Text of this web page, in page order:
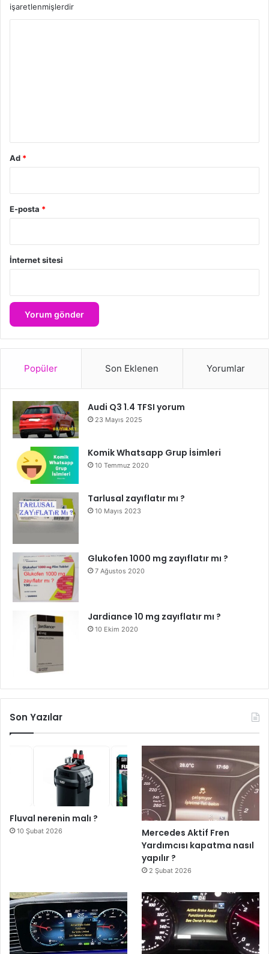
işaretlenmişlerdir
Ad *
E-posta *
İnternet sitesi
Popüler Son Eklenen Yorumlar
Audi Q3 1.4 TFSI yorum
23 Mayıs 2025
Komik Whatsapp Grup İsimleri
10 Temmuz 2020
Tarlusal zayıflatır mı ?
10 Mayıs 2023
Glukofen 1000 mg zayıflatır mı ?
7 Ağustos 2020
Jardiance 10 mg zayıflatır mı ?
10 Ekim 2020
Son Yazılar
Fluval nerenin malı ?
10 Şubat 2026
Mercedes Aktif Fren
Yardımcısı kapatma nasıl
yapılır ?
2 Şubat 2026